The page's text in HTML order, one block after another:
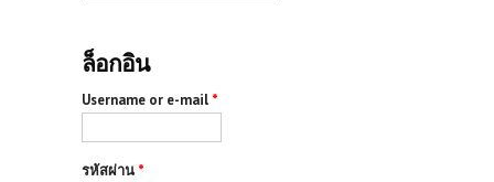
ล็อกอิน
Username or e-mail *
รหัสผ่าน *